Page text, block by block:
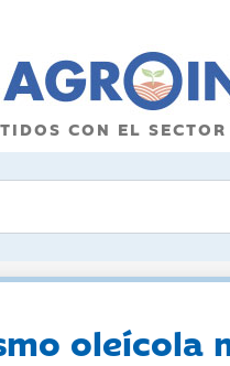
CON EL SECTOR
oleícola